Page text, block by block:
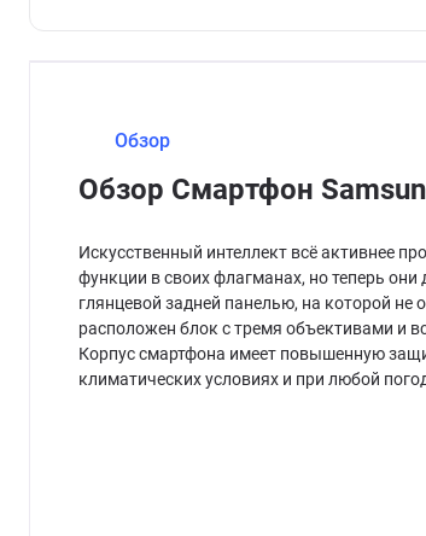
Обзор
Обзор Смартфон
Искусственный интеллект всё активнее
функции в своих флагманах, но теперь
глянцевой задней панелью, на которой не
расположен блок с тремя объективами и
Корпус смартфона имеет повышенную
климатических условиях и при любой